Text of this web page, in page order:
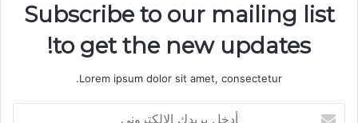
Subscribe to our mailing list
to get the new updates!
Lorem ipsum dolor sit amet, consectetur.